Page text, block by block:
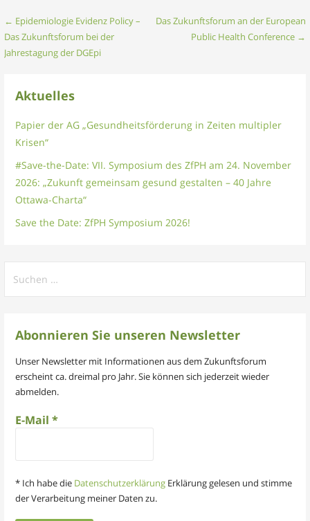
Beitragsnavigation
← Epidemiologie Evidenz Policy –
Das Zukunftsforum bei der
Jahrestagung der DGEpi
Das Zukunftsforum an der European
Public Health Conference →
Aktuelles
Papier der AG „Gesundheitsförderung in Zeiten multipler
Krisen“
#Save-the-Date: VII. Symposium des ZfPH am 24. November
2026: „Zukunft gemeinsam gesund gestalten – 40 Jahre
Ottawa-Charta“
Save the Date: ZfPH Symposium 2026!
nach:
Abonnieren Sie unseren Newsletter
Unser Newsletter mit Informationen aus dem Zukunftsforum
erscheint ca. dreimal pro Jahr. Sie können sich jederzeit wieder
abmelden.
E-Mail*
* Ich habe die Datenschutzerklärung Erklärung gelesen und stimme
der Verarbeitung meiner Daten zu.